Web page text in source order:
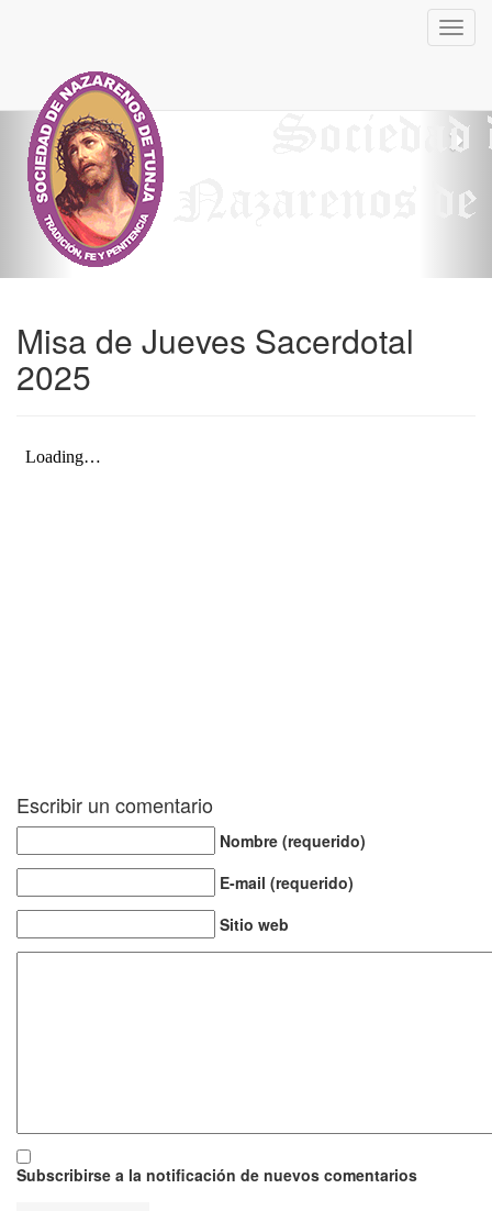
Misa de Jueves Sacerdotal
2025
Escribir un comentario
Nombre (requerido)
E-mail (requerido)
Sitio web
Subscribirse a la notificación de nuevos comentarios